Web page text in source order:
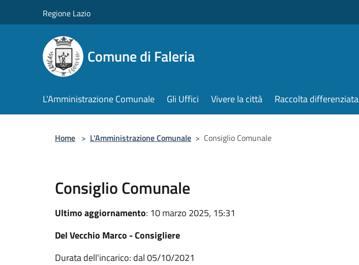
Regione Lazio
Comune di Faleria
L'Amministrazione Comunale Gli Uffici Vivere la città Raccolta differenziata
Home > L'Amministrazione Comunale > Consiglio Comunale
Consiglio Comunale
Ultimo aggiornamento: 10 marzo 2025, 15:31
Del Vecchio Marco - Consigliere
Durata dell'incarico: dal 05/10/2021